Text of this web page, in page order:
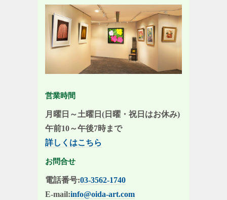
営業時間
月曜日～土曜日(日曜・祝日はお休み)
午前10～午後7時まで
詳しくはこちら
お問合せ
電話番号:03-3562-1740
E-mail:info@oida-art.com